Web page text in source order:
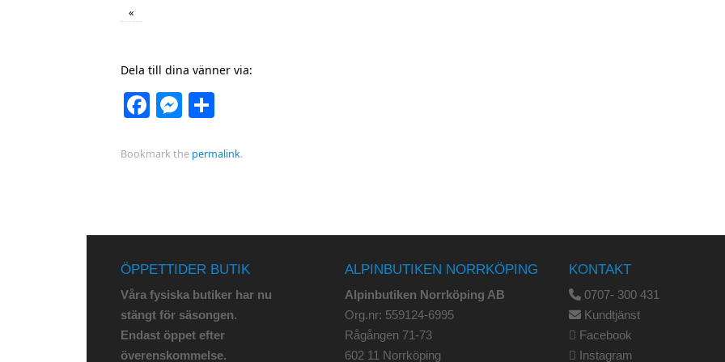
«
Dela till dina vänner via:
Facebook
Messenger
Bookmark the permalink.
ÖPPETTIDER BUTIK
Våra fysiska butiker har nu
stängt för säsongen.
Endast öppet efter
överenskommelse.
ALPINBUTIKEN NORRKÖPING
Alpinbutiken Norrköping AB
Org.nr: 559124-6995
Rågången 71-73
602 11 Norrköping
KONTAKT
0707- 300 431
Kundtjänst
Facebook
Instagram